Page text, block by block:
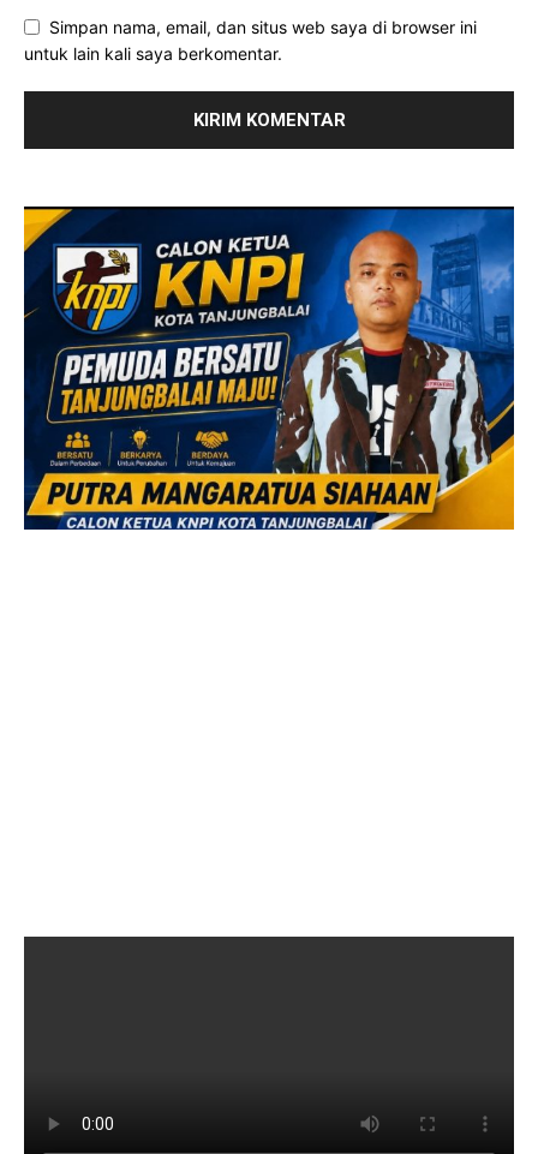
Simpan nama, email, dan situs web saya di browser ini
untuk lain kali saya berkomentar.